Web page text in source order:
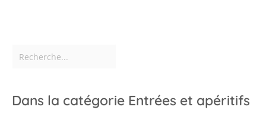
Dans la catégorie Entrées et apéritifs